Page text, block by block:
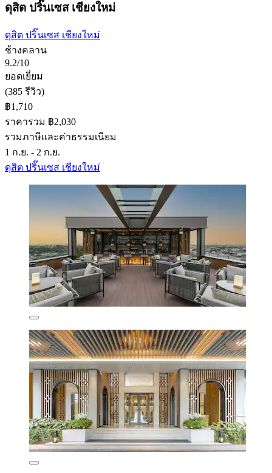
ดุสิต ปริ๊นเซส เชียงใหม่
ดุสิต ปริ๊นเซส เชียงใหม่
ช้างคลาน
9.2/10
ยอดเยี่ยม
(385 รีวิว)
฿1,710
ราคารวม ฿2,030
รวมภาษีและค่าธรรมเนียม
1 ก.ย. - 2 ก.ย.
ดุสิต ปริ๊นเซส เชียงใหม่